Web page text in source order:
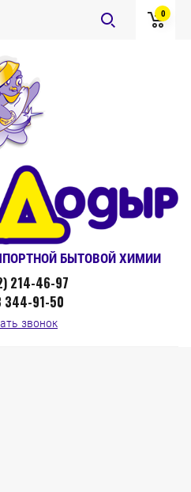
0
БЫТОВОЙ ХИМИИ
214-46-97
344-91-50
звонок